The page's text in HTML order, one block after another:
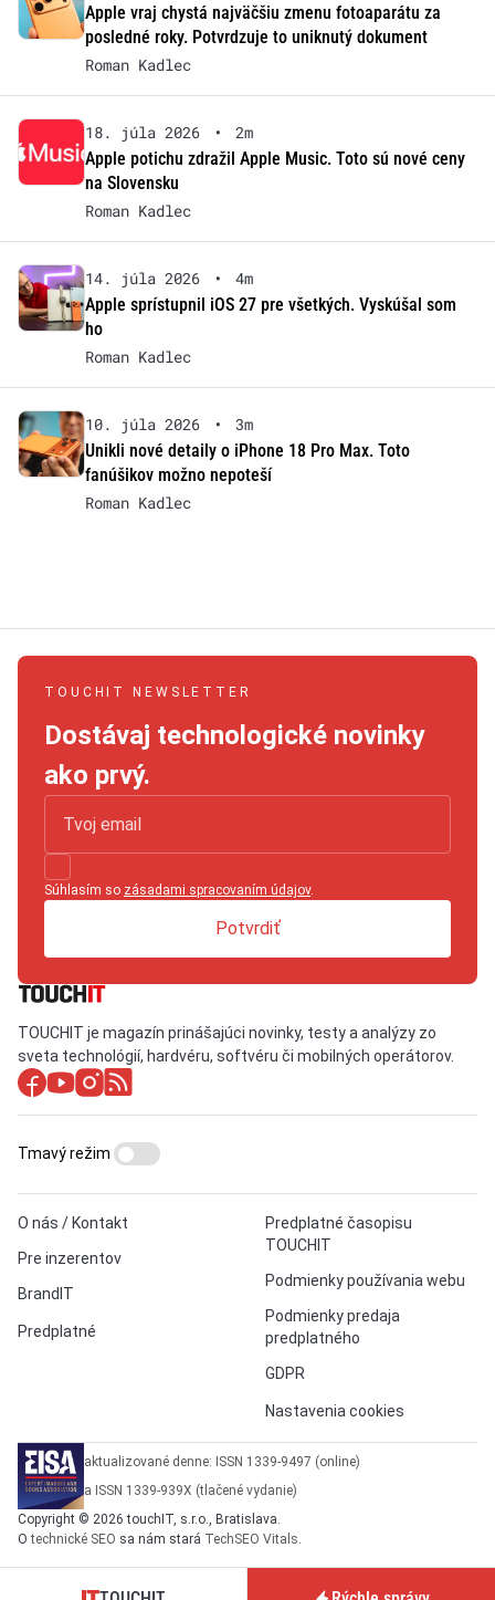
Apple vraj chystá najväčšiu zmenu fotoaparátu za
posledné roky. Potvrdzuje to uniknutý dokument
Roman Kadlec
18. júla 2026 •
2m
Apple potichu zdražil Apple Music. Toto sú nové ceny
na Slovensku
Roman Kadlec
14. júla 2026 •
4m
Apple sprístupnil iOS 27 pre všetkých. Vyskúšal som
ho
Roman Kadlec
10. júla 2026 •
3m
Unikli nové detaily o iPhone 18 Pro Max. Toto
fanúšikov možno nepoteší
Roman Kadlec
TOUCHIT NEWSLETTER
Dostávaj technologické novinky
ako prvý.
Súhlasím so zásadami spracovaním údajov.
Potvrdiť
TOUCHIT je magazín prinášajúci novinky, testy a analýzy zo
sveta technológií, hardvéru, softvéru či mobilných operátorov.
O nás / Kontakt
Pre inzerentov
BrandIT
Predplatné
Predplatné časopisu
TOUCHIT
Podmienky používania webu
Podmienky predaja
predplatného
GDPR
Nastavenia cookies
Tmavý režim
aktualizované denne: ISSN 1339-9497 (online)
a ISSN 1339-939X (tlačené vydanie)
Copyright © 2026 touchIT, s.r.o., Bratislava.
Otechnické SEO sa nám stará TechSEO Vitals